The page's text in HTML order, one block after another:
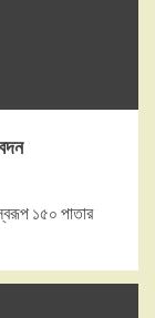
১৫০ পাতার